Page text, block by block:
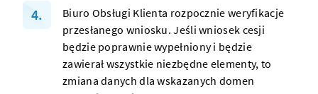
Biuro Obsługi Klienta rozpocznie weryfikacje
przesłanego wniosku. Jeśli wniosek cesji
będzie poprawnie wypełniony i będzie
zawierał wszystkie niezbędne elementy, to
zmiana danych dla wskazanych domen